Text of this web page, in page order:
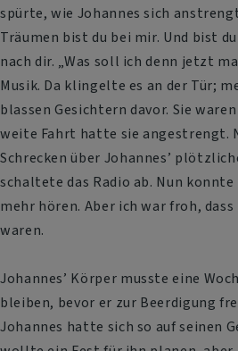
spürte, wie Johannes sich
Träumen bist du bei mir. Und bist
nach dir. „Was soll ich denn jetzt
Musik. Da klingelte es an der Tür;
blassen Gesichtern davor. Sie
weite Fahrt hatte sie angestrengt.
Schrecken über Johannes’
schaltete das Radio ab. Nun
mehr hören. Aber ich war froh,
waren.
Johannes’ Körper musste eine
bleiben, bevor er zur Beerdigung
Johannes hatte sich so auf seinen